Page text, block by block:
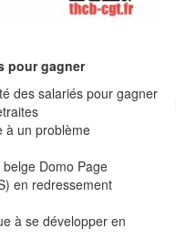
pour gagner
des salariés pour gagner
à un problème
Domo Page
en redressement
à se développer en